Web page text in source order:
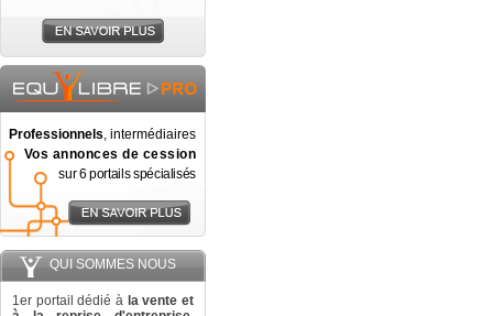
Professionnels, intermédiaires
Vos annonces de cession
sur 6 portails spécialisés
QUI SOMMES NOUS
1er portail dédié à la vente et